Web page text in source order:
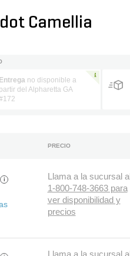
Camellia
Entrega no disponible a
partir del Alpharetta GA
PRECIO
i
Llama a la sucursal al
1-800-748-3663 para
ver disponibilidad y
precios